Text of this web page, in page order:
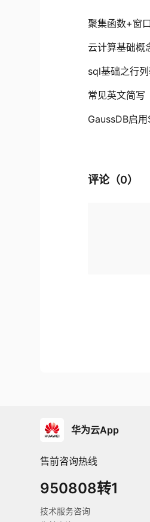
聚集函数+窗
云计算基础概
sql基础之行
常见英文简写
GaussDB启用
评论（0）
华为云App
售前咨询热线
950808转1
技术服务咨询